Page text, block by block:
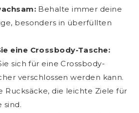
Behalte immer deine
besonders in überfüllten
eine Crossbody-Tasche:
sich für eine Crossbody-
verschlossen werden kann.
Rucksäcke, die leichte Ziele für
sind.